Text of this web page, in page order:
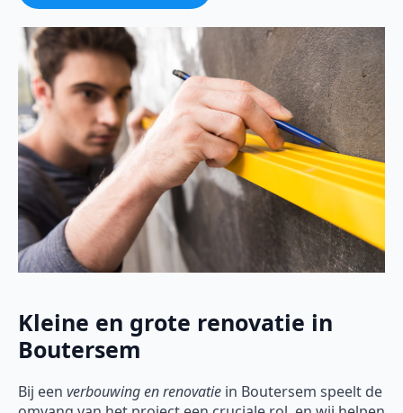
Kleine en grote renovatie in
Boutersem
Bij een verbouwing en renovatie in Boutersem speelt de